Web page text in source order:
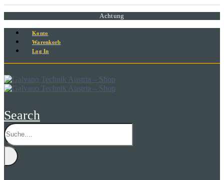
Achtung
Konto
Warenkorb
Log In
Search